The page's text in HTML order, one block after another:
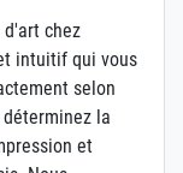
chez
intuitif qui vous
selon
la
et